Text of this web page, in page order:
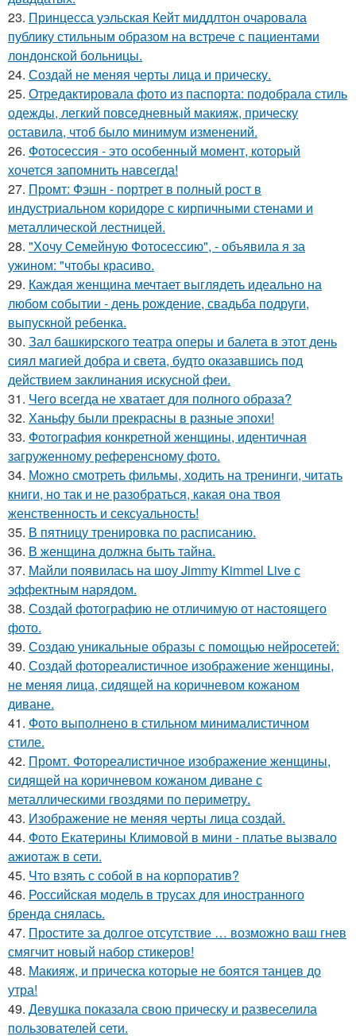
23. Принцесса уэльская Кейт миддлтон очаровала
публику стильным образом на встрече с пациентами
лондонской больницы.
24. Создай не меняя черты лица и прическу.
25. Отредактировала фото из паспорта: подобрала стиль
одежды, легкий повседневный макияж, прическу
оставила, чтоб было минимум изменений.
26. Фотосессия - это особенный момент, который
хочется запомнить навсегда!
27. Промт: Фэшн - портрет в полный рост в
индустриальном коридоре с кирпичными стенами и
металлической лестницей.
28. "Хочу Семейную Фотосессию", - объявила я за
ужином: "чтобы красиво.
29. Каждая женщина мечтает выглядеть идеально на
любом событии - день рождение, свадьба подруги,
выпускной ребенка.
30. Зал башкирского театра оперы и балета в этот день
сиял магией добра и света, будто оказавшись под
действием заклинания искусной феи.
31. Чего всегда не хватает для полного образа?
32. Ханьфу были прекрасны в разные эпохи!
33. Фотография конкретной женщины, идентичная
загруженному референсному фото.
34. Можно смотреть фильмы, ходить на тренинги, читать
книги, но так и не разобраться, какая она твоя
женственность и сексуальность!
35. В пятницу тренировка по расписанию.
36. В женщина должна быть тайна.
37. Майли появилась на шоу Jimmy Kimmel Live с
эффектным нарядом.
38. Создай фотографию не отличимую от настоящего
фото.
39. Создаю уникальные образы с помощью нейросетей:
40. Создай фотореалистичное изображение женщины,
не меняя лица, сидящей на коричневом кожаном
диване.
41. Фото выполнено в стильном минималистичном
стиле.
42. Промт. Фотореалистичное изображение женщины,
сидящей на коричневом кожаном диване с
металлическими гвоздями по периметру.
43. Изображение не меняя черты лица создай.
44. Фото Екатерины Климовой в мини - платье вызвало
ажиотаж в сети.
45. Что взять с собой в на корпоратив?
46. Российская модель в трусах для иностранного
бренда снялась.
47. Простите за долгое отсутствие … возможно ваш гнев
смягчит новый набор стикеров!
48. Макияж, и прическа которые не боятся танцев до
утра!
49. Девушка показала свою прическу и развеселила
пользователей сети.